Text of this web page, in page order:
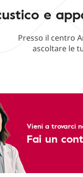
e
Presso il centro
ascoltare le
Vieni a trovarci
Fai un